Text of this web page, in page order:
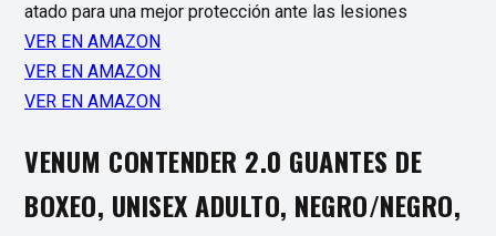
atado para una mejor protección ante las lesiones
VER EN AMAZON
VER EN AMAZON
VER EN AMAZON
VENUM CONTENDER 2.0 GUANTES DE
BOXEO, UNISEX ADULTO, NEGRO/NEGRO,